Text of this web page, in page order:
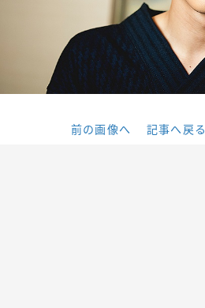
前の画像へ 記事へ戻る